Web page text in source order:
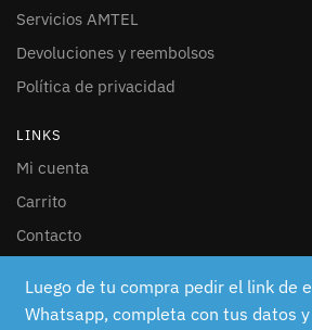
Servicios AMTEL
Devoluciones y reembolsos
Política de privacidad
LINKS
Mi cuenta
Carrito
Contacto
SEGUINOS
Facebook
Luego de tu compra pedir el link de
Whatsapp, completa con tus datos